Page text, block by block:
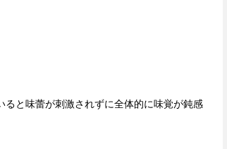
と味蕾が刺激されずに全体的に味覚が鈍感